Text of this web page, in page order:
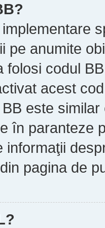
pe anumite
folosi codul
acest
este
în paranteze
informaţii
pagina de